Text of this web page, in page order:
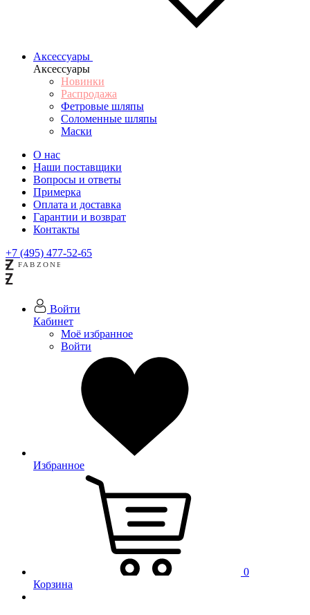
Аксессуары
Аксессуары
Новинки
Распродажа
Фетровые шляпы
Соломенные шляпы
Маски
О нас
Наши поставщики
Вопросы и ответы
Примерка
Оплата и доставка
Гарантии и возврат
Контакты
+7 (495) 477-52-65
Войти
Кабинет
Моё избранное
Войти
Избранное
0
Корзина